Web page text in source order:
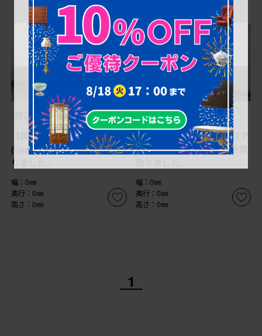
商品番号 B-065460
【買取】サポリティイタリア
(Saporiti Italia) 椅子を買取
りました。
幅：0㎜
奥行：0㎜
高さ：0㎜
商品番号 B-065459
【買取】サポリティイタリア
(Saporiti Italia) チェアを買
幅：0㎜
奥行：0㎜
高さ：0㎜
1